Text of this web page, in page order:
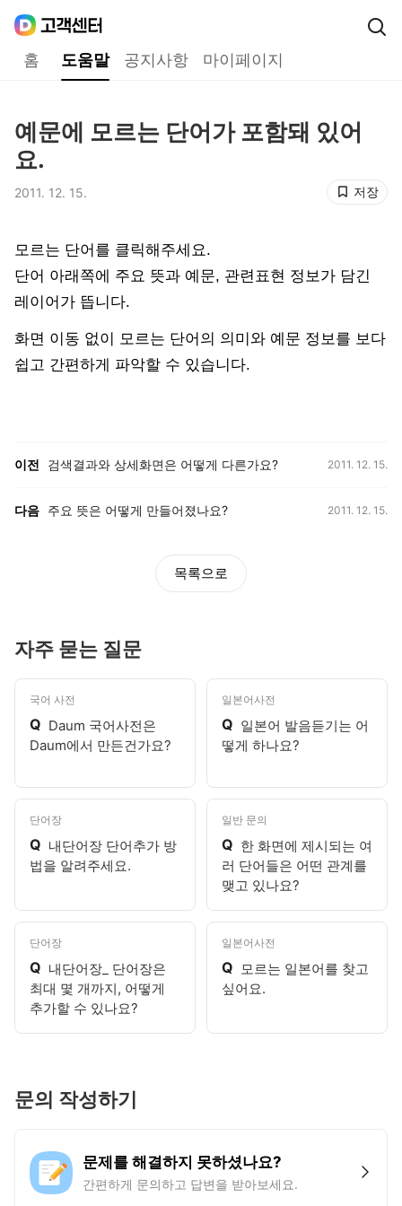
홈 도움말 공지사항 마이페이지
예문에 모르는 단어가 포함돼 있어
요.
저장
2011. 12. 15.
모르는 단어를 클릭해주세요.
단어 아래쪽에 주요 뜻과 예문, 관련표현 정보가 담긴
레이어가 뜹니다.
화면 이동 없이 모르는 단어의 의미와 예문 정보를 보다
쉽고 간편하게 파악할 수 있습니다.
이전 검색결과와 상세화면은 어떻게 다른가요? 2011. 12. 15.
다음 주요 뜻은 어떻게 만들어졌나요? 2011. 12. 15.
목록으로
자주 묻는 질문
국어 사전
Q Daum 국어사전은
Daum에서 만든건가요?
일본어사전
Q 일본어 발음듣기는 어
떻게 하나요?
단어장
Q 내단어장 단어추가 방
법을 알려주세요.
일반 문의
Q 한 화면에 제시되는 여
러 단어들은 어떤 관계를
맺고 있나요?
단어장
Q 내단어장_ 단어장은
최대 몇 개까지, 어떻게
추가할 수 있나요?
일본어사전
Q 모르는 일본어를 찾고
싶어요.
문의 작성하기
문제를 해결하지 못하셨나요?
간편하게 문의하고 답변을 받아보세요.